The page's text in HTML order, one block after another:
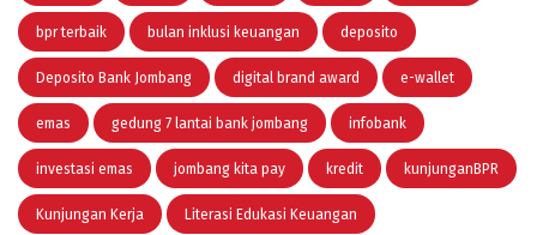
bpr terbaik bulan inklusi keuangan deposito
Deposito Bank Jombang digital brand award e-wallet
emas gedung 7 lantai bank jombang infobank
investasi emas jombang kita pay kredit kunjunganBPR
Kunjungan Kerja Literasi Edukasi Keuangan